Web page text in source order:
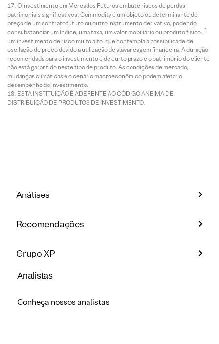
O investimento em Mercados Futuros embute riscos de perdas
patrimoniais significativos. Commodity é um objeto ou determinante de
preço de um contrato futuro ou outro instrumento derivativo, podendo
consubstanciar um índice, uma taxa, um valor mobiliário ou produto físico. É
um investimento de risco muito alto, que contempla a possibilidade de
oscilação de preço devido à utilização de alavancagem financeira. A duração
recomendada para o investimento é de curto prazo e o patrimônio do cliente
não está garantido neste tipo de produto. As condições de mercado,
mudanças climáticas e o cenário macroeconômico podem afetar o
desempenho do investimento.
ESTA INSTITUIÇÃO É ADERENTE AO CÓDIGO ANBIMA DE
DISTRIBUIÇÃO DE PRODUTOS DE INVESTIMENTO.
Análises
Recomendações
Grupo XP
Analistas
Conheça nossos analistas